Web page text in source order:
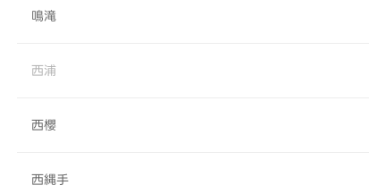
鳴滝
西浦
西櫻
西縄手